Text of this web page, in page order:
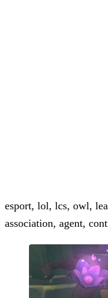
esport, lol, lcs, owl,
association, agent,